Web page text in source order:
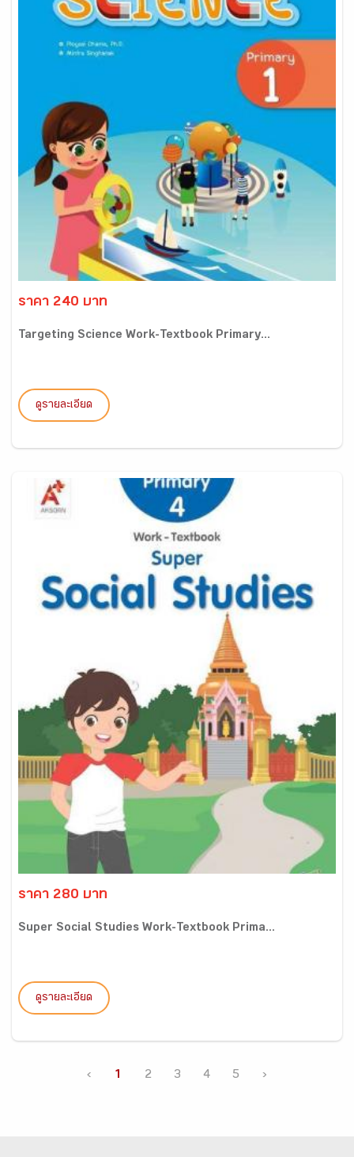
ราคา 240 บาท
Targeting Science Work-Textbook Primary...
ดูรายละเอียด
ราคา 280 บาท
Super Social Studies Work-Textbook Prima...
ดูรายละเอียด
‹ 1 2 3 4 5 ›